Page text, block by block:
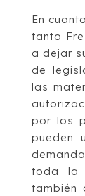
En
tanto
a dejar
de
las
por los
pueden
toda la
también